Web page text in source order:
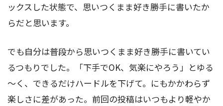
ックスした状態で、思いつくまま好き勝手に書いたか
らだと思います。
でも自分は普段から思いつくまま好き勝手に書いてい
るつもりでした。「下手でOK、気楽にやろう」とゆる
～く、できるだけハードルを下げて。にもかかわらず
楽しさに差があった。前回の投稿はいつもより軽やか